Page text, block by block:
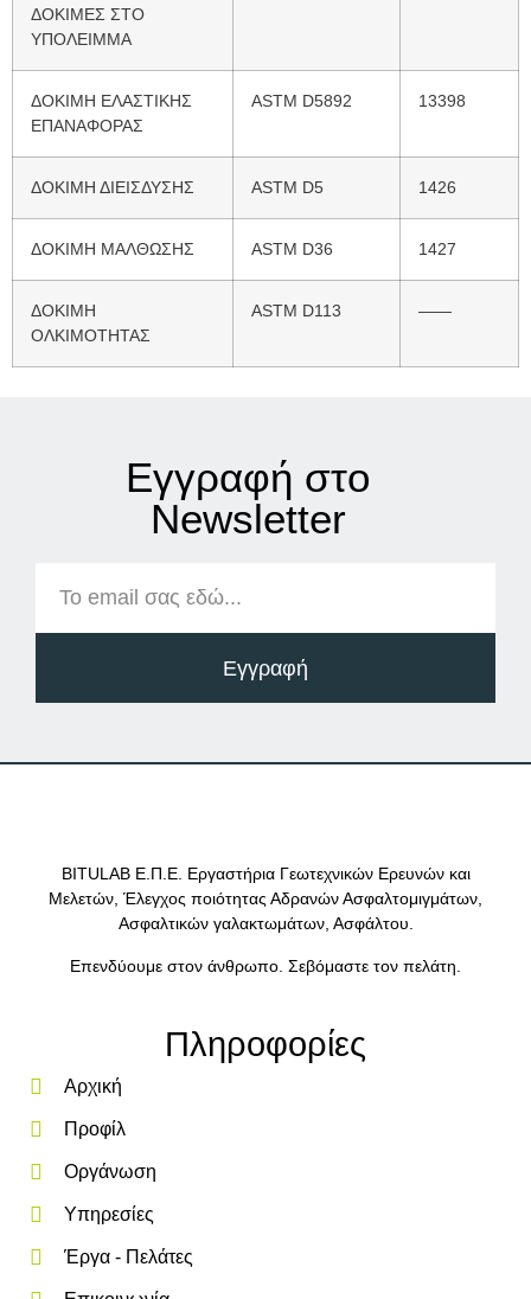
ΔΟΚΙΜΕΣ ΣΤΟ
ΥΠΟΛΕΙΜΜΑ
ΔΟΚΙΜΗ ΕΛΑΣΤΙΚΗΣ
ΕΠΑΝΑΦΟΡΑΣ
ASTM D5892 13398
ΔΟΚΙΜΗ ΔΙΕΙΣΔΥΣΗΣ ASTM D5 1426
ΔΟΚΙΜΗ ΜΑΛΘΩΣΗΣ ASTM D36 1427
ΔΟΚΙΜΗ
ΟΛΚΙΜΟΤΗΤΑΣ
ASTM D113 ——
Εγγραφή στο
Νewsletter
Εγγραφή
BITULAB Ε.Π.Ε. Εργαστήρια Γεωτεχνικών Ερευνών και
Μελετών, Έλεγχος ποιότητας Αδρανών Ασφαλτομιγμάτων,
Ασφαλτικών γαλακτωμάτων, Ασφάλτου.
Επενδύουμε στον άνθρωπο. Σεβόμαστε τον πελάτη.
Πληροφορίες
Αρχική
Προφίλ
Οργάνωση
Υπηρεσίες
Έργα - Πελάτες